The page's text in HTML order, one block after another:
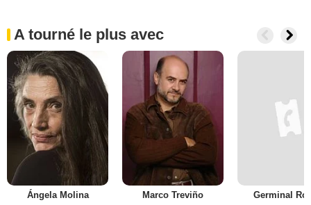
A tourné le plus avec
Ángela Molina Marco Treviño Germinal